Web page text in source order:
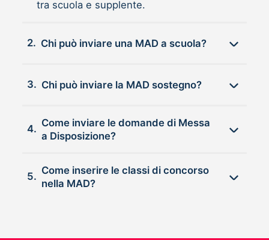
tra scuola e supplente.
2. Chi può inviare una MAD a scuola?
3. Chi può inviare la MAD sostegno?
4.
Come inviare le domande di Messa
a Disposizione?
5.
Come inserire le classi di concorso
nella MAD?